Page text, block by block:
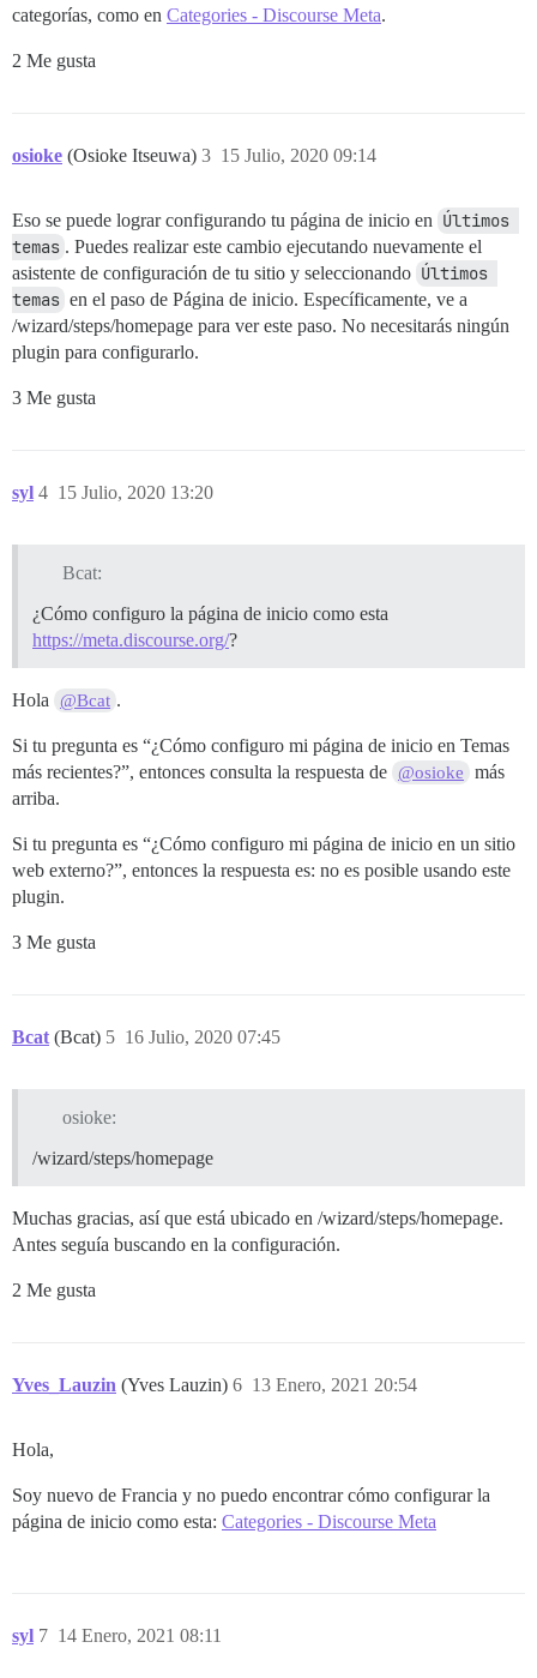
categorías, como en Categories - Discourse Meta.
2 Me gusta
osioke (Osioke Itseuwa) 15 Julio, 2020 09:14
3
Eso se puede lograr configurando tu página de inicio en Últimos
temas . Puedes realizar este cambio ejecutando nuevamente el
asistente de configuración de tu sitio y seleccionando Últimos
temas en el paso de Página de inicio. Específicamente, ve a
/wizard/steps/homepage para ver este paso. No necesitarás ningún
plugin para configurarlo.
3 Me gusta
syl 15 Julio, 2020 13:20
4
Bcat:
¿Cómo configuro la página de inicio como esta
https://meta.discourse.org/?
Hola @Bcat .
Si tu pregunta es “¿Cómo configuro mi página de inicio en Temas
más recientes?”, entonces consulta la respuesta de @osioke
más
arriba.
Si tu pregunta es “¿Cómo configuro mi página de inicio en un sitio
web externo?”, entonces la respuesta es: no es posible usando este
plugin.
3 Me gusta
Bcat (Bcat) 16 Julio, 2020 07:45
5
osioke:
/wizard/steps/homepage
Muchas gracias, así que está ubicado en /wizard/steps/homepage.
Antes seguía buscando en la configuración.
2 Me gusta
Yves_Lauzin (Yves Lauzin) 13 Enero, 2021 20:54
6
Hola,
Soy nuevo de Francia y no puedo encontrar cómo configurar la
página de inicio como esta: Categories - Discourse Meta
syl 14 Enero, 2021 08:11
7